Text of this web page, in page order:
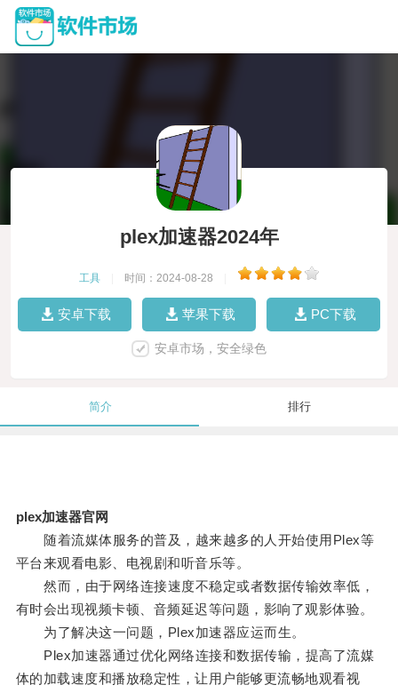
plex加速器2024年
工具 时间：2024-08-28
安卓下载 苹果下载 PC下载
安卓市场，安全绿色
简介 排行
plex加速器官网
随着流媒体服务的普及，越来越多的人开始使用Plex等
平台来观看电影、电视剧和听音乐等。
然而，由于网络连接速度不稳定或者数据传输效率低，
有时会出现视频卡顿、音频延迟等问题，影响了观影体验。
为了解决这一问题，Plex加速器应运而生。
Plex加速器通过优化网络连接和数据传输，提高了流媒
体的加载速度和播放稳定性，让用户能够更流畅地观看视